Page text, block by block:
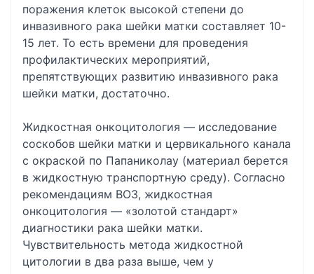
поражения клеток высокой степени до
инвазивного рака шейки матки составляет 10-
15 лет. То есть времени для проведения
профилактических мероприятий,
препятствующих развитию инвазивного рака
шейки матки, достаточно.
Жидкостная онкоцитология — исследование
соскобов шейки матки и цервикального канала
с окраской по Папаниколау (материал берется
в жидкостную транспортную среду). Согласно
рекомендациям ВОЗ, жидкостная
онкоцитология — «золотой стандарт»
диагностики рака шейки матки.
Чувствительность метода жидкостной
цитологии в два раза выше, чем у